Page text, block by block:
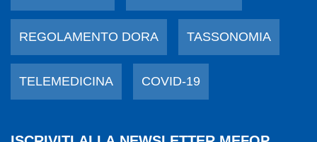
REGOLAMENTO DORA TASSONOMIA
TELEMEDICINA COVID-19